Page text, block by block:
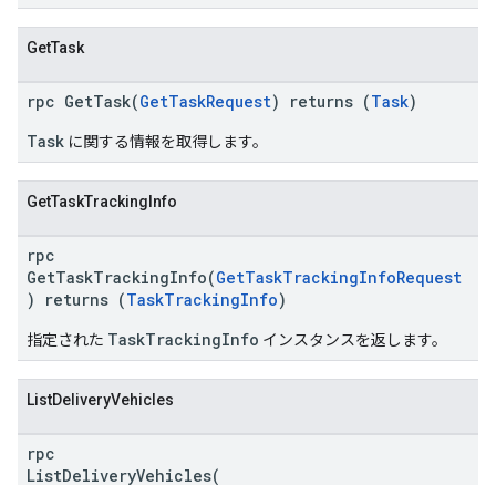
GetTask
rpc GetTask(GetTaskRequest) returns (Task)
Task に関する情報を取得します。
GetTaskTrackingInfo
rpc
GetTaskTrackingInfo(GetTaskTrackingInfoRequest
) returns (TaskTrackingInfo)
指定された TaskTrackingInfo インスタンスを返します。
ListDeliveryVehicles
rpc
ListDeliveryVehicles(